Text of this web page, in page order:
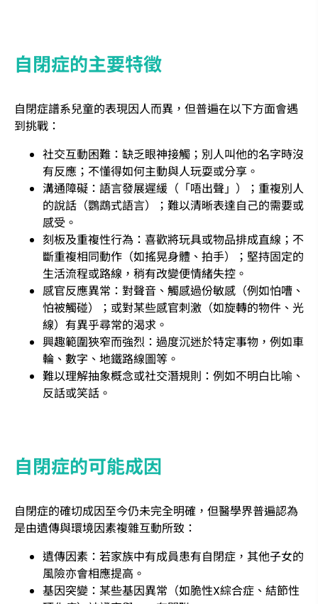
自閉症的主要特徵
自閉症譜系兒童的表現因人而異，但普遍在以下方面會遇
到挑戰：
社交互動困難：缺乏眼神接觸；別人叫他的名字時沒
有反應；不懂得如何主動與人玩耍或分享。
溝通障礙：語言發展遲緩（「唔出聲」）；重複別人
的說話（鸚鵡式語言）；難以清晰表達自己的需要或
感受。
刻板及重複性行為：喜歡將玩具或物品排成直線；不
斷重複相同動作（如搖晃身體、拍手）；堅持固定的
生活流程或路線，稍有改變便情緒失控。
感官反應異常：對聲音、觸感過份敏感（例如怕嘈、
怕被觸碰）；或對某些感官刺激（如旋轉的物件、光
線）有異乎尋常的渴求。
興趣範圍狹窄而強烈：過度沉迷於特定事物，例如車
輪、數字、地鐵路線圖等。
難以理解抽象概念或社交潛規則：例如不明白比喻、
反話或笑話。
自閉症的可能成因
自閉症的確切成因至今仍未完全明確，但醫學界普遍認為
是由遺傳與環境因素複雜互動所致：
遺傳因素：若家族中有成員患有自閉症，其他子女的
風險亦會相應提高。
基因突變：某些基因異常（如脆性X綜合症、結節性